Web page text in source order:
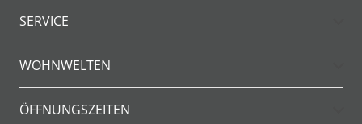
SERVICE
WOHNWELTEN
ÖFFNUNGSZEITEN